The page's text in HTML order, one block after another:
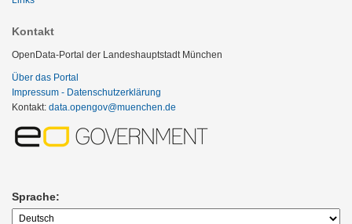
Kontakt
OpenData-Portal der Landeshauptstadt München
Über das Portal
Impressum - Datenschutzerklärung
Kontakt: data.opengov@muenchen.de
Sprache